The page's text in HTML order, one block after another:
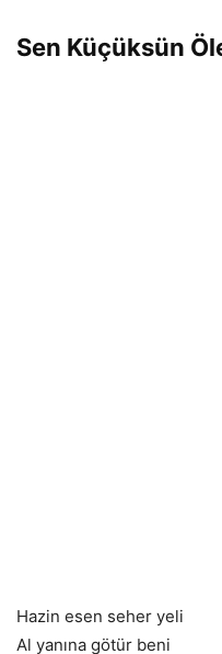
Sen Küçüksün
Hazin esen seher yeli
Al yanına götür beni